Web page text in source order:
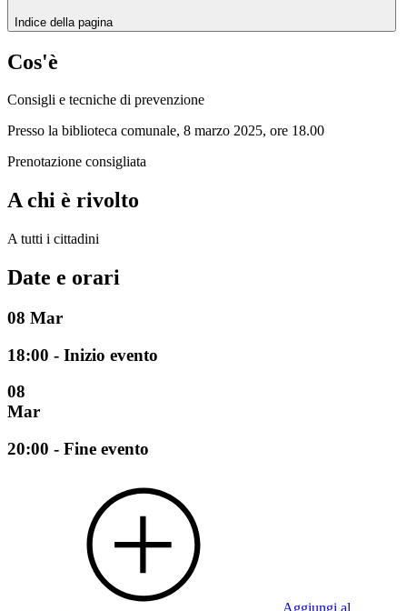
Indice della pagina
Cos'è
Consigli e tecniche di prevenzione
Presso la biblioteca comunale, 8 marzo 2025, ore 18.00
Prenotazione consigliata
A chi è rivolto
A tutti i cittadini
Date e orari
08 Mar
18:00 - Inizio evento
08
Mar
20:00 - Fine evento
Aggiungi al